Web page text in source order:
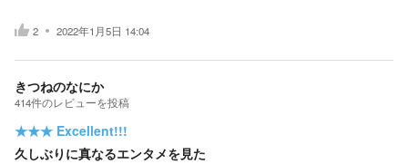
2 2022年1月5日 14:04
きつねのなにか
414件のレビューを投稿
★★★ Excellent!!!
久しぶりに真なるエンタメを見た